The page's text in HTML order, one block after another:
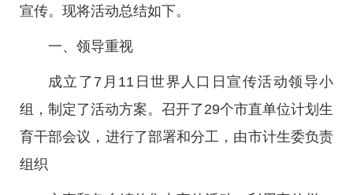
宣传。现将活动总结如下。
一、领导重视
成立了7月11日世界人口日宣传活动领导小
组，制定了活动方案。召开了29个市直单位计划生
育干部会议，进行了部署和分工，由市计生委负责
组织